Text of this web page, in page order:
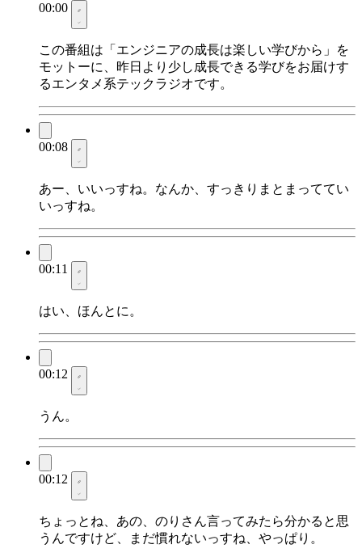
00:00
この番組は「エンジニアの成長は楽しい学びから」を
モットーに、昨日より少し成長できる学びをお届けす
るエンタメ系テックラジオです。
00:08
あー、いいっすね。なんか、すっきりまとまっててい
いっすね。
00:11
はい、ほんとに。
00:12
うん。
00:12
ちょっとね、あの、のりさん言ってみたら分かると思
うんですけど、まだ慣れないっすね、やっぱり。